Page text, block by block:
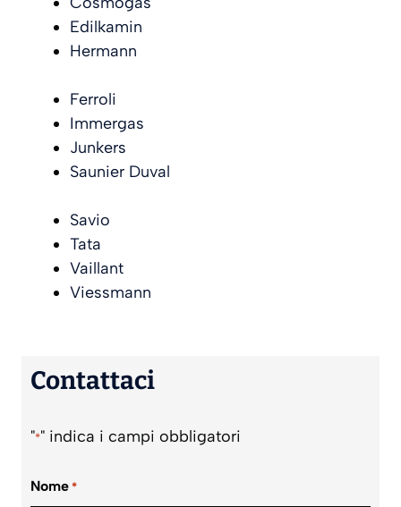
Edilkamin
Hermann
Ferroli
Immergas
Junkers
Saunier Duval
Savio
Tata
Vaillant
Viessmann
Contattaci
"*" indica i campi obbligatori
Nome *